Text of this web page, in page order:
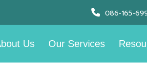
086-165-
Us Our Services